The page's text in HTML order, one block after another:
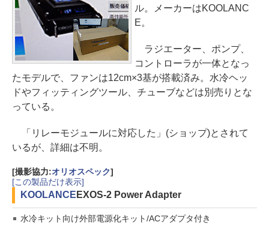
ル。メーカーはKOOLANC
E。
ラジエーター、ポンプ、
コントローラが一体となっ
たモデルで、ファンは12cm×3基が搭載済み。水冷ヘッ
ドやフィッティングツール、チューブなどは別売りとな
っている。
「リレーモジュールに対応した」(ショップ)とされて
いるが、詳細は不明。
[撮影協力:オリオスペック]
[この製品だけ表示]
KOOLANCE EXOS-2 Power Adapter
水冷キット向け外部電源化キット/ACアダプタ付き